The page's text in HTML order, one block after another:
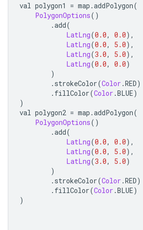
val polygon1 = map .addPolygon(
PolygonOptions()
.add(
LatLng(0.0, 0.0),
LatLng(0.0, 5.0),
LatLng(3.0, 5.0),
LatLng(0.0, 0.0)
)
. strokeColor(Color .RED)
. fillColor(Color .BLUE)
)
val polygon2 = map .addPolygon(
PolygonOptions()
.add(
LatLng(0.0, 0.0),
LatLng(0.0, 5.0),
LatLng(3.0, 5.0)
)
. strokeColor(Color .RED)
. fillColor(Color .BLUE)
)